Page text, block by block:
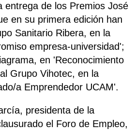
entrega de los Premios José
en su primera edición han
Sanitario Ribera, en la
empresa-universidad';
en 'Reconocimiento
Grupo Vihotec, en la
a Emprendedor UCAM'.
presidenta de la
el Foro de Empleo,